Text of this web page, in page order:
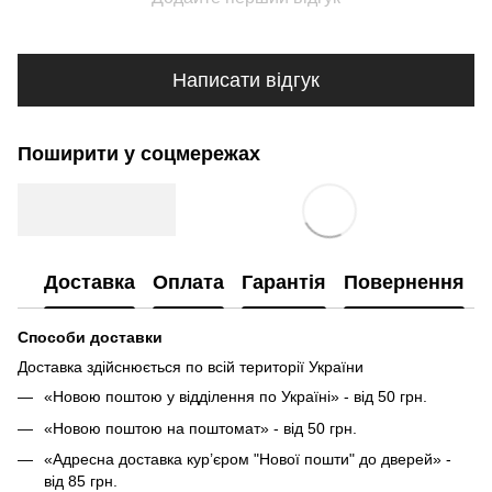
Написати відгук
Поширити у соцмережах
Доставка Оплата Гарантія Повернення
Способи доставки
Доставка здійснюється по всій території України
«Новою поштою у відділення по Україні» - від 50 грн.
«Новою поштою на поштомат» - від 50 грн.
«Адресна доставка кур’єром "Нової пошти" до дверей» -
від 85 грн.